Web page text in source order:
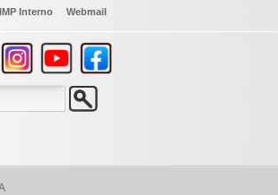
Interno Webmail